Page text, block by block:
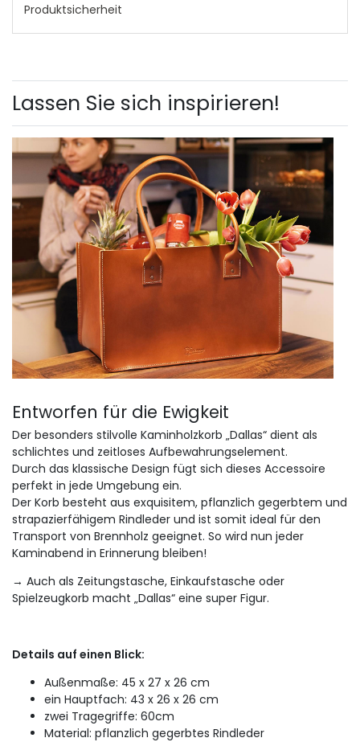
Produktsicherheit
Lassen Sie sich inspirieren!
Entworfen für die Ewigkeit
Der besonders stilvolle Kaminholzkorb „Dallas“ dient als
schlichtes und zeitloses Aufbewahrungselement.
Durch das klassische Design fügt sich dieses Accessoire
perfekt in jede Umgebung ein.
Der Korb besteht aus exquisitem, pflanzlich gegerbtem und
strapazierfähigem Rindleder und ist somit ideal für den
Transport von Brennholz geeignet. So wird nun jeder
Kaminabend in Erinnerung bleiben!
→ Auch als Zeitungstasche, Einkaufstasche oder
Spielzeugkorb macht „Dallas“ eine super Figur.
Details auf einen Blick:
Außenmaße: 45 x 27 x 26 cm
ein Hauptfach: 43 x 26 x 26 cm
zwei Tragegriffe: 60cm
Material: pflanzlich gegerbtes Rindleder